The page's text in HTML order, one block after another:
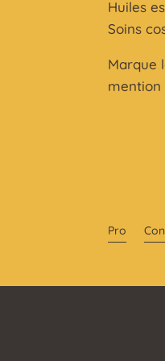
Huiles
Soins
Marque
mention
Pro